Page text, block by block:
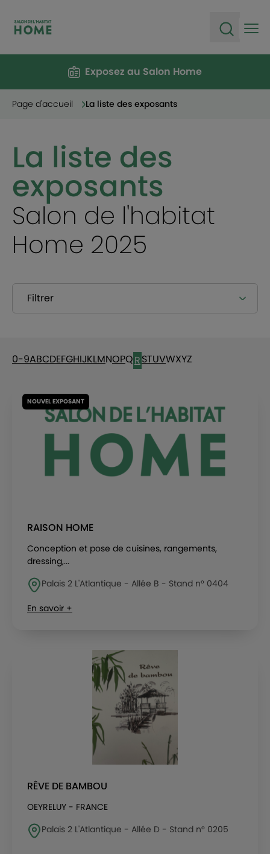
Exposez au Salon Home
Page d'accueil La liste des exposants
La liste des
exposants
Salon de l'habitat
Home 2025
Filtrer
0-9ABCDEFGHIJKLMNOPQRSTUVWXYZ
NOUVEL EXPOSANT
RAISON HOME
Conception et pose de cuisines, rangements,
dressing,...
Palais 2 L'Atlantique - Allée B - Stand n° 0404
En savoir +
RÊVE DE BAMBOU
OEYRELUY - FRANCE
Palais 2 L'Atlantique - Allée D - Stand n° 0205